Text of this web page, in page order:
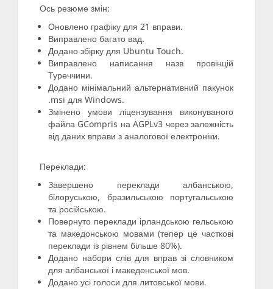
Ось резюме змін:
Оновлено графіку для 21 вправи.
Виправлено багато вад.
Додано збірку для Ubuntu Touch.
Виправлено написання назв провінцій
Туреччини.
Додано мінімальний альтернативний пакунок
.msi для Windows.
Змінено умови ліцензування виконуваного
файла GCompris на AGPLv3 через залежність
від даних вправи з аналогової електроніки.
Переклади:
Завершено переклади албанською,
білоруською, бразильською португальською
та російською.
Повернуто переклади ірландською гельською
та македонською мовами (тепер це часткові
переклади із рівнем більше 80%).
Додано набори слів для вправ зі словником
для албанської і македонської мов.
Додано усі голоси для литовської мови.